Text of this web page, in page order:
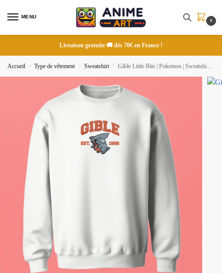
MENU
0
Livraison gratuite 🚚 dès 70€ en France !
Accueil / Type de vêtement / Sweatshirt / Gible Little Bite | Pokemon | Sweatshirt brodé